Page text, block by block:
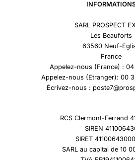
SARL PROSPECT
Les Beauforts
63560 Neuf-
France
Appelez-nous (France) :
Appelez-nous (Etranger): 00
Écrivez-nous :
RCS Clermont-Ferrand
SIREN
SIRET
SARL au capital de 10